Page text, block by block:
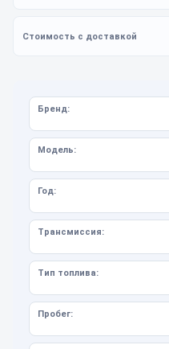
Бренд:
Модель:
Год:
Трансмиссия:
Тип топлива:
Пробег: